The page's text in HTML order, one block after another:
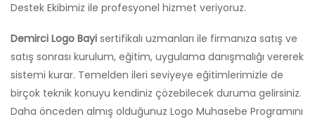
Destek Ekibimiz ile profesyonel hizmet veriyoruz.
Demirci Logo Bayi sertifikalı uzmanları ile firmanıza satış ve
satış sonrası kurulum, eğitim, uygulama danışmalığı vererek
sistemi kurar. Temelden ileri seviyeye eğitimlerimizle de
birçok teknik konuyu kendiniz çözebilecek duruma gelirsiniz.
Daha önceden almış olduğunuz Logo Muhasebe Programını